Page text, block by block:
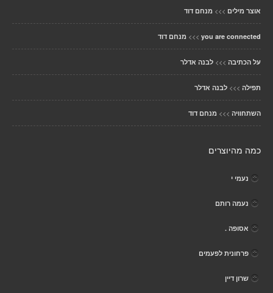
אוצר מילים >>> מנחם דוד
you are connected
>>> מנחם דוד
על הכתיבה >>> לבנה אדלר
תפילה >>> לבנה אדלר
השתחוויה >>> מנחם דוד
כמה מהיוצרים
נעמי י
נעמה רותם
אסופה .
פרחונית לפעמים
שרון דיין